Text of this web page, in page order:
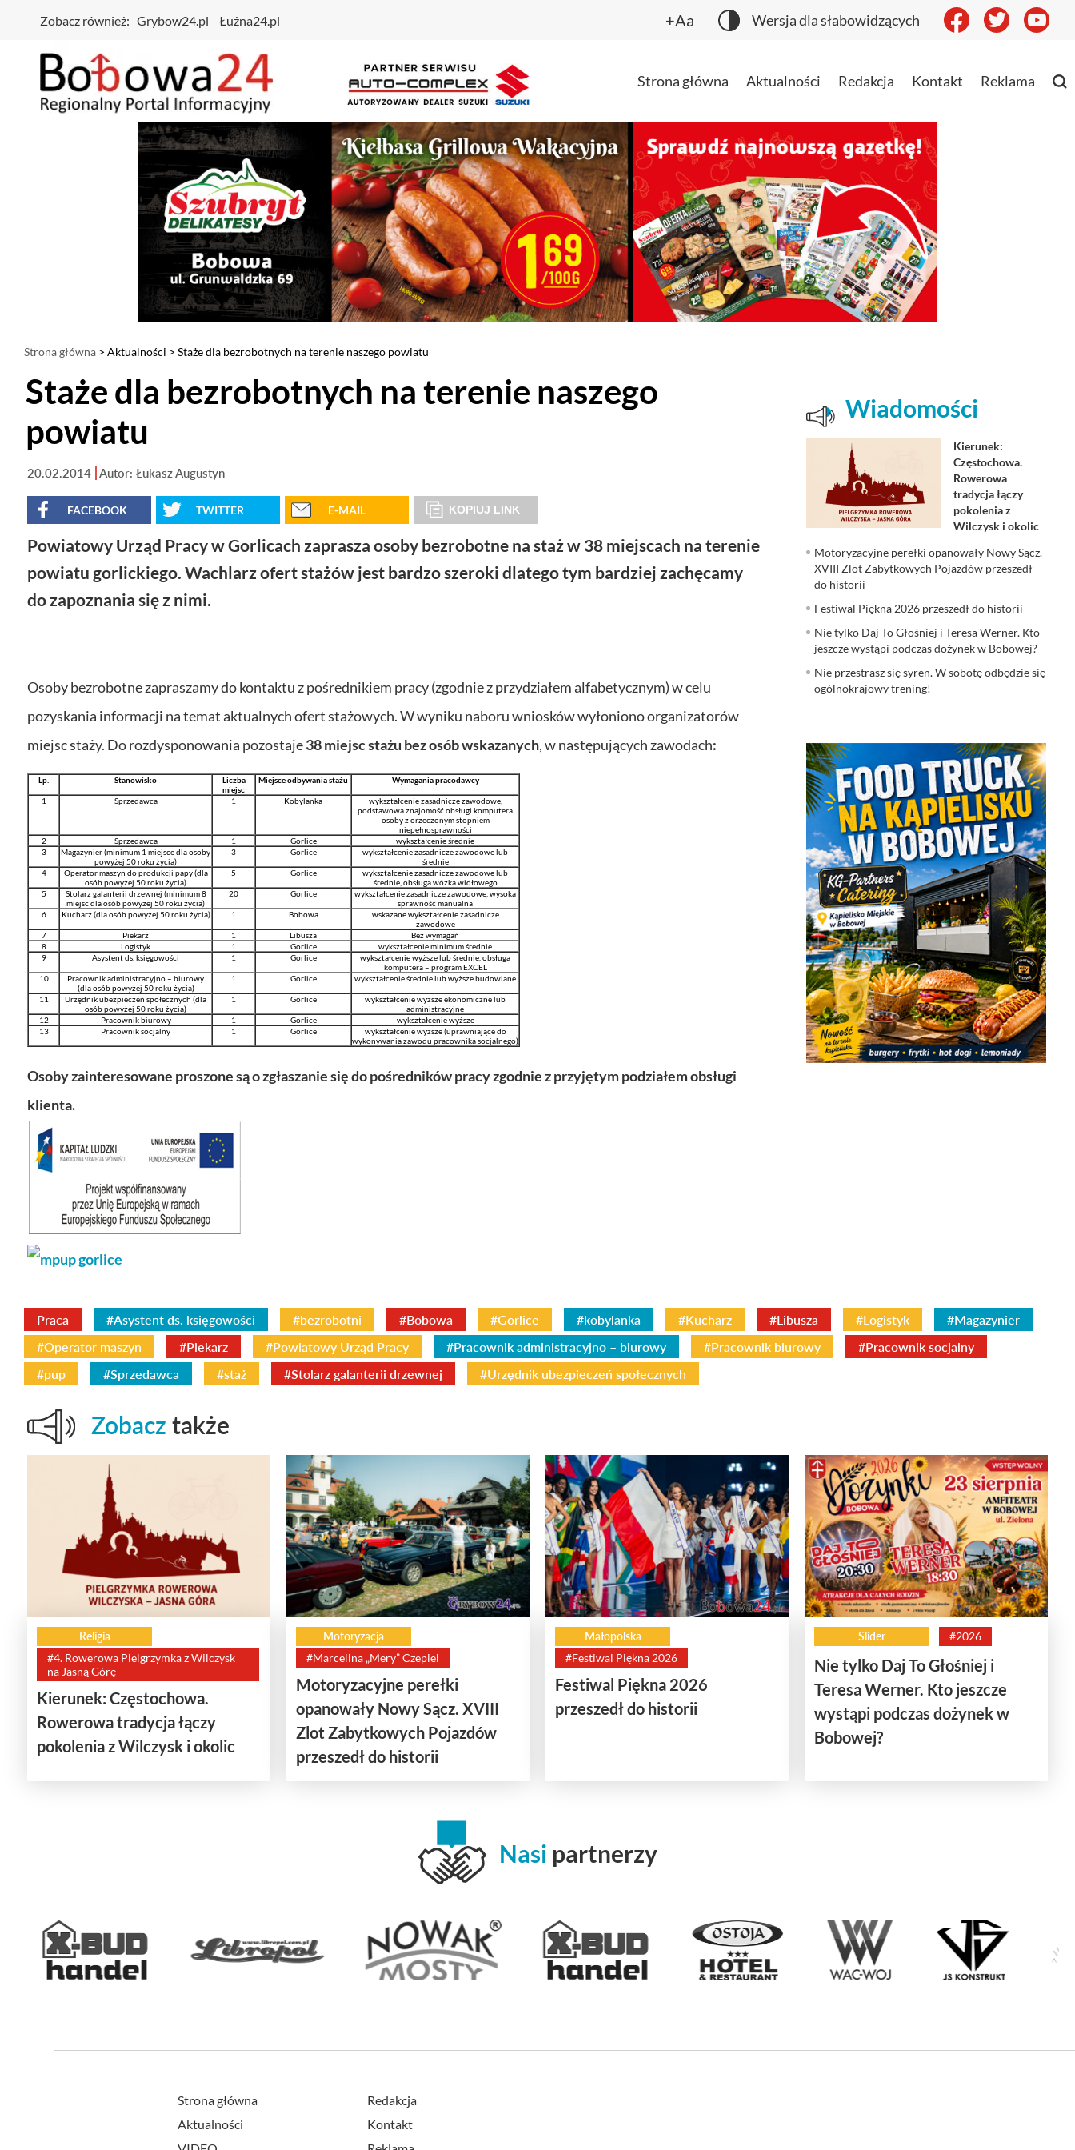
Zobacz również: Grybow24.pl Łużna24.pl +Aa Wersja dla słabowidzących
Strona główna Aktualności Redakcja Kontakt Reklama
Strona główna > Aktualności > Staże dla bezrobotnych na terenie naszego powiatu
Staże dla bezrobotnych na terenie naszego
powiatu
20.02.2014 Autor: Łukasz Augustyn
FACEBOOK TWITTER E-MAIL KOPIUJ LINK
Powiatowy Urząd Pracy w Gorlicach zaprasza osoby bezrobotne na staż w 38 miejscach na terenie
powiatu gorlickiego. Wachlarz ofert stażów jest bardzo szeroki dlatego tym bardziej zachęcamy
do zapoznania się z nimi.
Osoby bezrobotne zapraszamy do kontaktu z pośrednikiem pracy (zgodnie z przydziałem alfabetycznym) w celu
pozyskania informacji na temat aktualnych ofert stażowych. W wyniku naboru wniosków wyłoniono organizatorów
miejsc staży. Do rozdysponowania pozostaje38 miejsc stażu bez osób wskazanych, w następujących zawodach:
Lp. Stanowisko
Liczba
miejsc
Miejsce odbywania stażu Wymagania pracodawcy
1 Sprzedawca 1 Kobylanka
wykształcenie zasadnicze zawodowe,
podstawowa znajomość obsługi komputera
osoby z orzeczonym stopniem
niepełnosprawności
2
Sprzedawca 1 Gorlice
wykształcenie średnie
3
Magazynier (minimum 1 miejsce dla osoby
powyżej 50 roku życia)
3 Gorlice
wykształcenie zasadnicze zawodowe lub
średnie
4
Operator maszyn do produkcji papy (dla
osób powyżej 50 roku życia)
5 Gorlice
wykształcenie zasadnicze zawodowe lub
średnie, obsługa wózka widłowego
5
Stolarz galanterii drzewnej (minimum 8
miejsc dla osób powyżej 50 roku życia)
20 Gorlice
wykształcenie zasadnicze zawodowe, wysoka
sprawność manualna
6
Kucharz (dla osób powyżej 50 roku życia) 1 Bobowa
wskazane wykształcenie zasadnicze
zawodowe
7
Piekarz 1 Libusza
Bez wymagań
8
Logistyk 1 Gorlice
wykształcenie minimum średnie
9
Asystent ds. księgowości 1 Gorlice
wykształcenie wyższe lub średnie, obsługa
komputera – program EXCEL
10
Pracownik administracyjno – biurowy
(dla osób powyżej 50 roku życia)
1 Gorlice wykształcenie średnie lub wyższe budowlane
11
Urzędnik ubezpieczeń społecznych (dla
osób powyżej 50 roku życia)
1 Gorlice
wykształcenie wyższe ekonomiczne lub
administracyjne
12
Pracownik biurowy 1 Gorlice
wykształcenie wyższe
13
Pracownik socjalny 1 Gorlice
wykształcenie wyższe (uprawniające do
wykonywania zawodu pracownika socjalnego)
Osoby zainteresowane proszone są o zgłaszanie się do pośredników pracy zgodnie z przyjętym podziałem obsługi
klienta.
Wiadomości
Kierunek:
Częstochowa.
Rowerowa
tradycja łączy
pokolenia z
Wilczysk i okolic
Motoryzacyjne perełki opanowały Nowy Sącz.
XVIII Zlot Zabytkowych Pojazdów przeszedł
do historii
Festiwal Piękna 2026 przeszedł do historii
Nie tylko Daj To Głośniej i Teresa Werner. Kto
jeszcze wystąpi podczas dożynek w Bobowej?
Nie przestrasz się syren. W sobotę odbędzie się
ogólnokrajowy trening!
Praca #Asystent ds. księgowości #bezrobotni #Bobowa #Gorlice #kobylanka #Kucharz #Libusza #Logistyk
#Magazynier
#Operator maszyn
#Piekarz #Powiatowy Urząd Pracy #Pracownik administracyjno – biurowy #Pracownik biurowy
#Pracownik socjalny
#pup
#Sprzedawca #staż #Stolarz galanterii drzewnej #Urzędnik ubezpieczeń społecznych
Zobacz także
Religia
#4. Rowerowa Pielgrzymka z Wilczysk
na Jasną Górę
Kierunek: Częstochowa.
Rowerowa tradycja łączy
pokolenia z Wilczysk i okolic
Motoryzacja
#Marcelina „Mery” Czepiel
Motoryzacyjne perełki
opanowały Nowy Sącz. XVIII
Zlot Zabytkowych Pojazdów
przeszedł do historii
Małopolska
#Festiwal Piękna 2026
Festiwal Piękna 2026
przeszedł do historii
Slider #2026
Nie tylko Daj To Głośniej i
Teresa Werner. Kto jeszcze
wystąpi podczas dożynek w
Bobowej?
Nasi partnerzy
Strona główna
Aktualności
Redakcja
Kontakt